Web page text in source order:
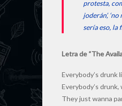
protesta,
joderán’,
sería eso, la
Letra de “The
Everybody’s drunk
Everybody’s
They just wanna